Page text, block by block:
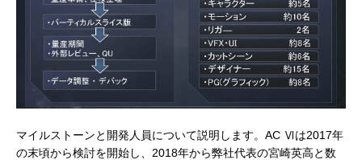
マイルストーンと開発人員について説明します。AC Ⅵは2017年
の末頃から検討を開始し、2018年から弊社代表の宮崎英高と数